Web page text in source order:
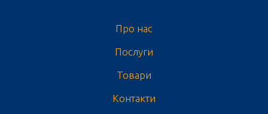
Про нас
Послуги
Товари
Контакти